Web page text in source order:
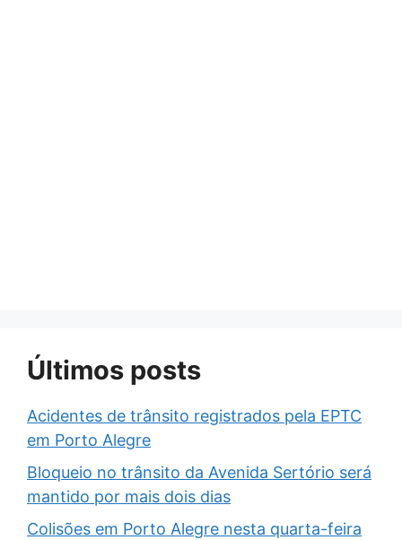
Últimos posts
Acidentes de trânsito registrados pela EPTC
em Porto Alegre
Bloqueio no trânsito da Avenida Sertório será
mantido por mais dois dias
Colisões em Porto Alegre nesta quarta-feira